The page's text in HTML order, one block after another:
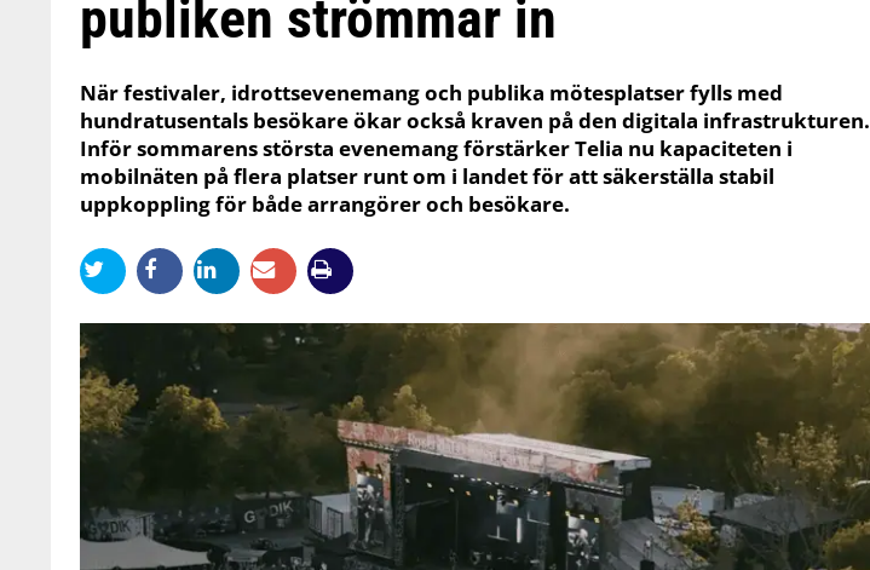
publiken strömmar in
När festivaler, idrottsevenemang och publika mötesplatser fylls med
hundratusentals besökare ökar också kraven på den digitala infrastrukturen.
Inför sommarens största evenemang förstärker Telia nu kapaciteten i
mobilnäten på flera platser runt om i landet för att säkerställa stabil
uppkoppling för både arrangörer och besökare.